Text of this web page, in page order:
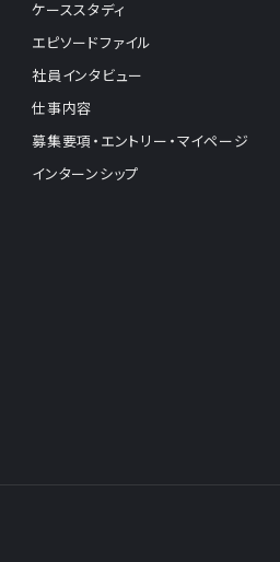
ケーススタディ
エピソードファイル
社員インタビュー
仕事内容
募集要項・エントリー・マイページ
インターンシップ